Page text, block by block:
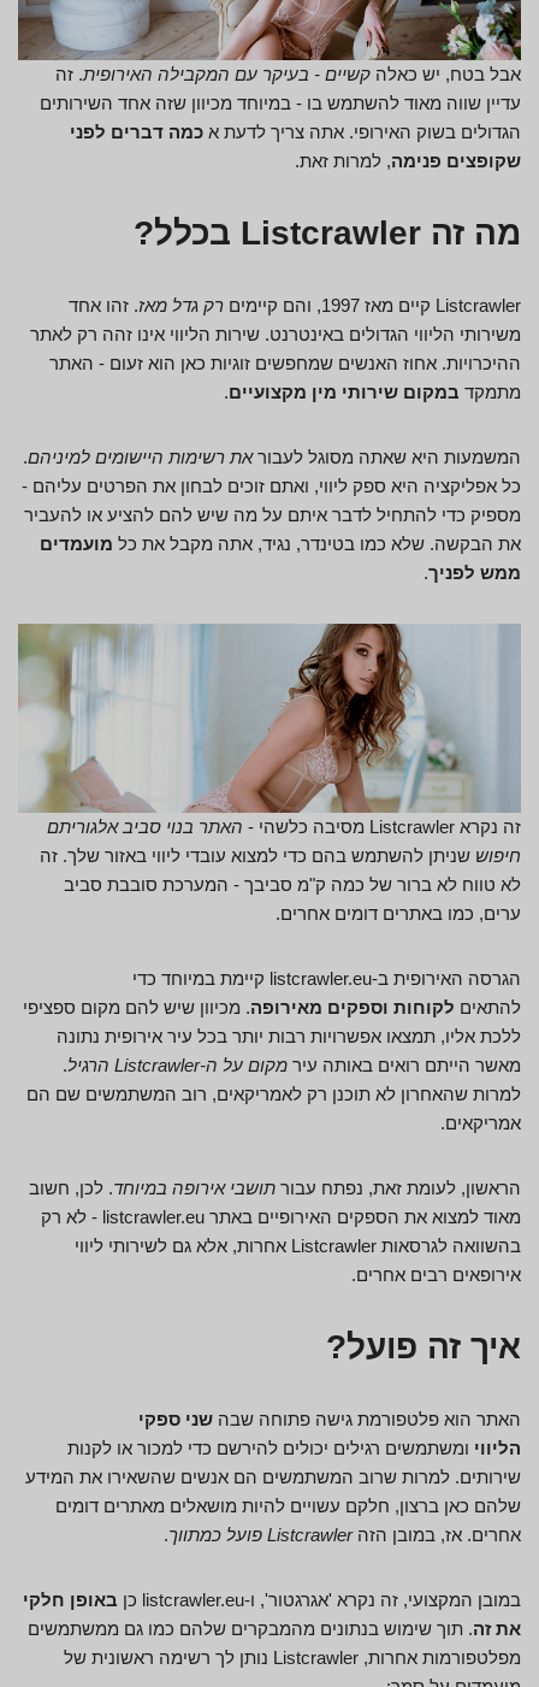
אבל בטח, יש כאלה קשיים - בעיקר עם המקבילה האירופית. זה
עדיין שווה מאוד להשתמש בו - במיוחד מכיוון שזה אחד השירותים
הגדולים בשוק האירופי. אתה צריך לדעת א כמה דברים לפני
שקופצים פנימה, למרות זאת.
מה זה Listcrawler בכלל?
Listcrawler קיים מאז 1997, והם קיימים רק גדל מאז. זהו אחד
משירותי הליווי הגדולים באינטרנט. שירות הליווי אינו זהה רק לאתר
ההיכרויות. אחוז האנשים שמחפשים זוגיות כאן הוא זעום - האתר
מתמקד במקום שירותי מין מקצועיים.
המשמעות היא שאתה מסוגל לעבוראת רשימות היישומים למיניהם.
כל אפליקציה היא ספק ליווי, ואתם זוכים לבחון את הפרטים עליהם -
מספיק כדי להתחיל לדבר איתם על מה שיש להם להציע או להעביר
את הבקשה. שלא כמו בטינדר, נגיד, אתה מקבל את כל מועמדים
ממש לפניך.
זה נקרא Listcrawler מסיבה כלשהי -
האתר בנוי סביב אלגוריתם
חיפוש שניתן להשתמש בהם כדי למצוא עובדי ליווי באזור שלך. זה
לא טווח לא ברור של כמה ק"מ סביבך - המערכת סובבת סביב
ערים, כמו באתרים דומים אחרים.
הגרסה האירופית ב-listcrawler.eu קיימת במיוחד כדי
להתאים לקוחות וספקים מאירופה. מכיוון שיש להם מקום ספציפי
ללכת אליו, תמצאו אפשרויות רבות יותר בכל עיר אירופית נתונה
מאשר הייתם רואים באותה עיר מקום על ה-Listcrawler הרגיל
.
למרות שהאחרון לא תוכנן רק לאמריקאים, רוב המשתמשים שם הם
אמריקאים.
הראשון, לעומת זאת, נפתח עבור תושבי אירופה במיוחד. לכן, חשוב
מאוד למצוא את הספקים האירופיים באתר listcrawler.eu - לא רק
בהשוואה לגרסאות Listcrawler אחרות, אלא גם לשירותי ליווי
אירופאים רבים אחרים.
איך זה פועל?
האתר הוא פלטפורמת גישה פתוחה שבה שני ספקי
הליווי ומשתמשים רגילים יכולים להירשם כדי למכור או לקנות
שירותים. למרות שרוב המשתמשים הם אנשים שהשאירו את המידע
שלהם כאן ברצון, חלקם עשויים להיות מושאלים מאתרים דומים
אחרים. אז, במובן הזהListcrawler פועל כמתווך .
במובן המקצועי, זה נקרא 'אגרגטור', ו-listcrawler.eu כן
באופן חלקי
את זה. תוך שימוש בנתונים מהמבקרים שלהם כמו גם ממשתמשים
מפלטפורמות אחרות, Listcrawler נותן לך רשימה ראשונית של